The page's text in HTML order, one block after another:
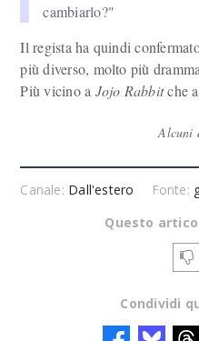
cambiarlo?"
Il regista ha quindi
più diverso, molto più
Più vicino a Jojo Rabbitche a
Alcuni
Canale: Dall'estero Fonte:
Questo
Condividi